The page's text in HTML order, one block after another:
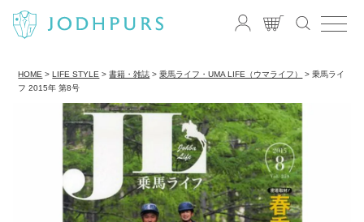
HOME LIFE STYLE 書籍・雑誌 乗馬ライフ・UMA LIFE（ウマライフ）
乗馬ライ
フ 2015年 第8号